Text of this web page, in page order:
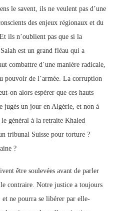
le savent, ils ne veulent pas d’une
des enjeux régionaux et du
ils n’oublient pas que si la
est un grand fléau qui a
combattre d’une manière radicale,
pouvoir de l’armée. La corruption
on alors espérer que ces hauts
jugés un jour en Algérie, et non à
général à la retraite Khaled
tribunal Suisse pour torture ?
?
être soulevées avant de parler
contraire. Notre justice a toujours
et ne pourra se libérer par elle-